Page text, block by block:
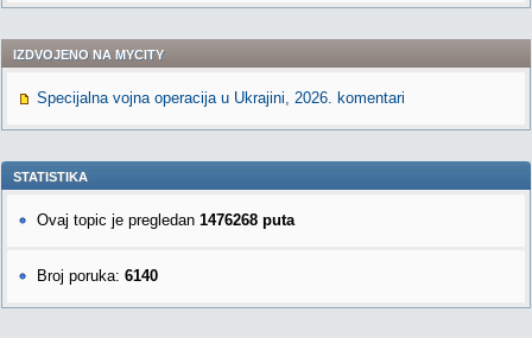
IZDVOJENO NA MYCITY
Specijalna vojna operacija u Ukrajini, 2026. komentari
STATISTIKA
Ovaj topic je pregledan 1476268 puta
Broj poruka: 6140